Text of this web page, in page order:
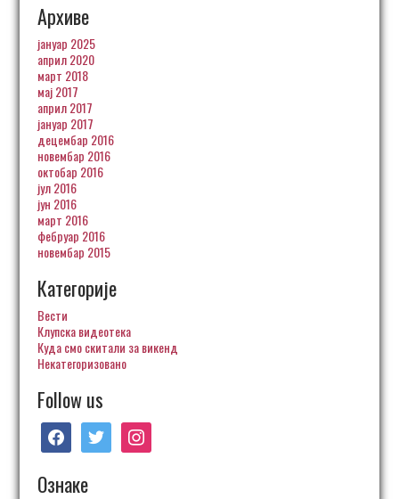
Архиве
јануар 2025
април 2020
март 2018
мај 2017
април 2017
јануар 2017
децембар 2016
новембар 2016
октобар 2016
јул 2016
јун 2016
март 2016
фебруар 2016
новембар 2015
Категорије
Вести
Клупска видеотека
Куда смо скитали за викенд
Некатегоризовано
Follow us
facebooktwitter instagram
Ознаке